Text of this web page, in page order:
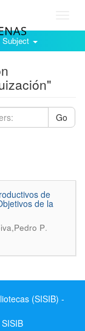
Subject
Go
de
de la
P.
(SISIB) -